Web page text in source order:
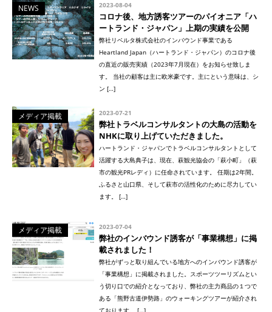
NEWS 2023-08-04
コロナ後、地方誘客ツアーのパイオニア「ハ
ートランド・ジャパン」上期の実績を公開
弊社リベルタ株式会社のインバウンド事業である
Heartland Japan（ハートランド・ジャパン）のコロナ後
の直近の販売実績（2023年7月現在）をお知らせ致しま
す。 当社の顧客は主に欧米豪です。主にという意味は、シ
ン […]
メディア掲載 2023-07-21
弊社トラベルコンサルタントの大島の活動を
NHKに取り上げていただきました。
ハートランド・ジャパンでトラベルコンサルタントとして
活躍する大島典子は、現在、萩観光協会の「萩小町」（萩
市の観光PRレディ）に任命されています。 任期は2年間。
ふるさと山口県、そして萩市の活性化のために尽力してい
ます。 […]
メディア掲載 2023-07-04
弊社のインバウンド誘客が「事業構想」に掲
載されました！
弊社がずっと取り組んでいる地方へのインバウンド誘客が
「事業構想」に掲載されました。スポーツツーリズムとい
う切り口での紹介となっており、弊社の主力商品の１つで
ある「熊野古道伊勢路」のウォーキングツアーが紹介され
ております。 […]